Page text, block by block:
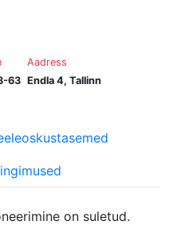
63
Aadress
Endla 4, Tallinn
on suletud.